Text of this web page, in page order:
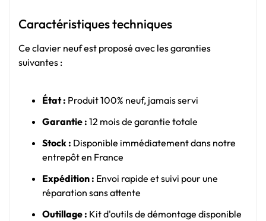
Caractéristiques techniques
Ce clavier neuf est proposé avec les garanties
suivantes :
État : Produit 100% neuf, jamais servi
Garantie : 12 mois de garantie totale
Stock : Disponible immédiatement dans notre
entrepôt en France
Expédition : Envoi rapide et suivi pour une
réparation sans attente
Outillage : Kit d'outils de démontage disponible